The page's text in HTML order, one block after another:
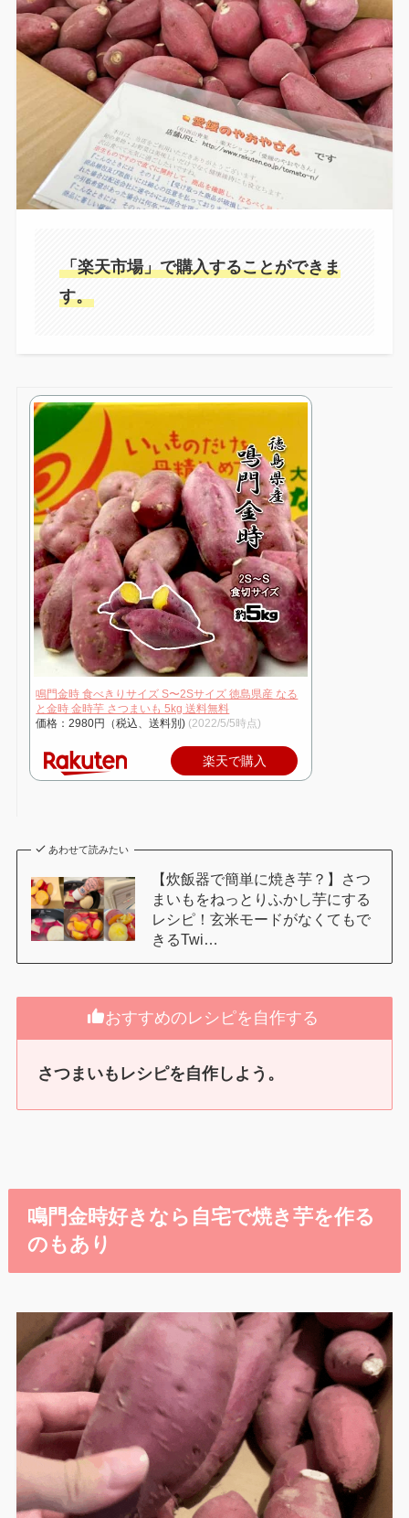
「楽天市場」で購入することができま
す。
鳴門金時 食べきりサイズ S〜2Sサイズ 徳島県産 なる
と金時 金時芋 さつまいも 5kg 送料無料
価格：2980円（税込、送料別) (2022/5/5時点)
楽天で購入
あわせて読みたい
【炊飯器で簡単に焼き芋？】さつ
まいもをねっとりふかし芋にする
レシピ！玄米モードがなくてもで
きるTwi…
おすすめのレシピを自作する
さつまいもレシピを自作しよう。
鳴門金時好きなら自宅で焼き芋を作る
のもあり